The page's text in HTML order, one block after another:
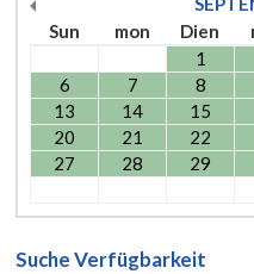
Sun
mon Dien
1
6
7 8
13
14 15
20
21 22
27
28 29
Suche Verfügbarkeit